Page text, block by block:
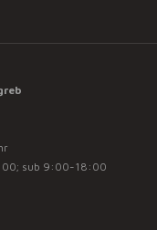
sub 9:00-18:00